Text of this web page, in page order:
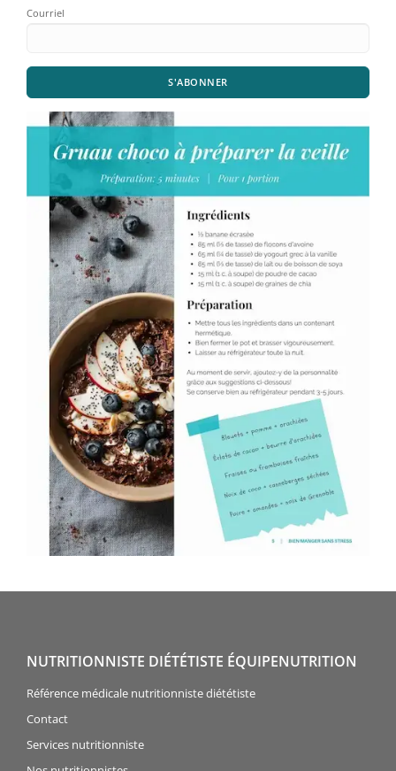
Courriel
S'ABONNER
NUTRITIONNISTE DIÉTÉTISTE ÉQUIPENUTRITION
Référence médicale nutritionniste diététiste
Contact
Services nutritionniste